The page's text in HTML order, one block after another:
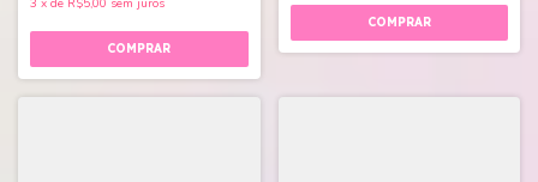
3 x de R$5,00 sem juros